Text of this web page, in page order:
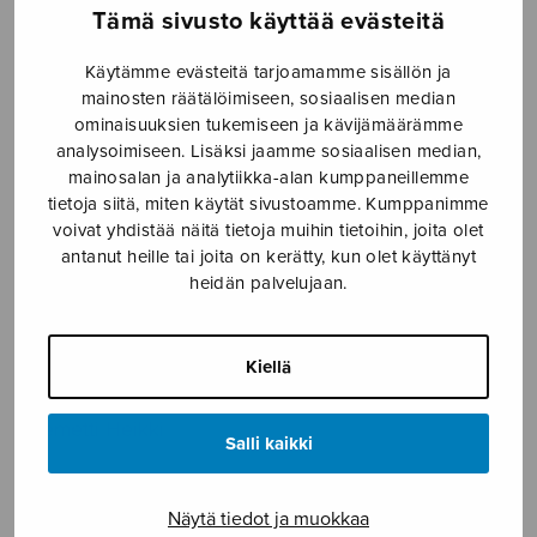
Tämä sivusto käyttää evästeitä
Käytämme evästeitä tarjoamamme sisällön ja
mainosten räätälöimiseen, sosiaalisen median
ominaisuuksien tukemiseen ja kävijämäärämme
analysoimiseen. Lisäksi jaamme sosiaalisen median,
mainosalan ja analytiikka-alan kumppaneillemme
tietoja siitä, miten käytät sivustoamme. Kumppanimme
voivat yhdistää näitä tietoja muihin tietoihin, joita olet
antanut heille tai joita on kerätty, kun olet käyttänyt
heidän palvelujaan.
Kiellä
Salli kaikki
Näytä tiedot ja muokkaa
› Nuottikauppa › Diskanttikuoro ›
3 laulua
naiskuorolle 2